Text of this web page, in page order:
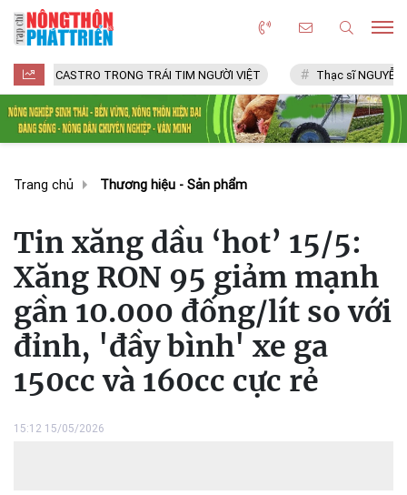
TRONG TRÁI TIM NGƯỜI VIỆT Thạc sĩ NGUYỄN VĂN CHÍ
Trang chủ Thương hiệu - Sản phẩm
Tin xăng dầu ‘hot’ 15/5:
Xăng RON 95 giảm mạnh
gần 10.000 đống/lít so với
đỉnh, 'đầy bình' xe ga
150cc và 160cc cực rẻ
15:12 15/05/2026